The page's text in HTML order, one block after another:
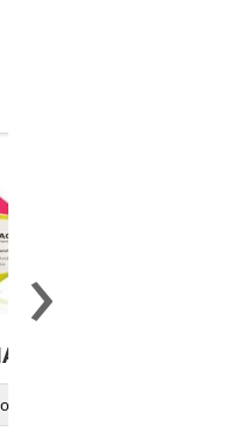
pillole
›